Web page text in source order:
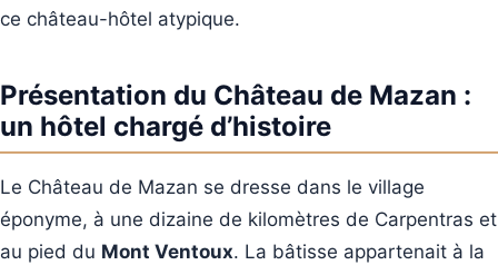
ce château-hôtel atypique.
Présentation du Château de Mazan :
un hôtel chargé d’histoire
Le Château de Mazan se dresse dans le village
éponyme, à une dizaine de kilomètres de Carpentras et
au pied du Mont Ventoux. La bâtisse appartenait à la